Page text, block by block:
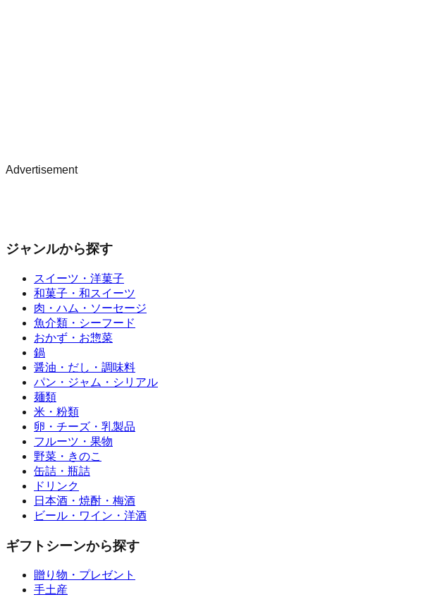
Advertisement
ジャンルから探す
スイーツ・洋菓子
和菓子・和スイーツ
肉・ハム・ソーセージ
魚介類・シーフード
おかず・お惣菜
鍋
醤油・だし・調味料
パン・ジャム・シリアル
麺類
米・粉類
卵・チーズ・乳製品
フルーツ・果物
野菜・きのこ
缶詰・瓶詰
ドリンク
日本酒・焼酎・梅酒
ビール・ワイン・洋酒
ギフトシーンから探す
贈り物・プレゼント
手土産